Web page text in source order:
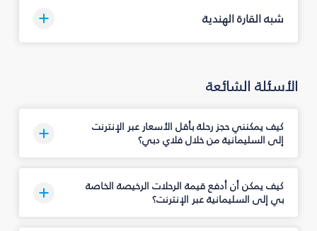
شبه القارة الهندية
الأسئلة الشائعة
كيف يمكنني حجز رحلة بأقل الأسعار عبر الإنترنت
إلى السليمانية‎ من خلال فلاي دبي؟
كيف يمكن أن أدفع قيمة الرحلات الرخيصة الخاصة
بي إلى السليمانية‎ عبر الإنترنت؟